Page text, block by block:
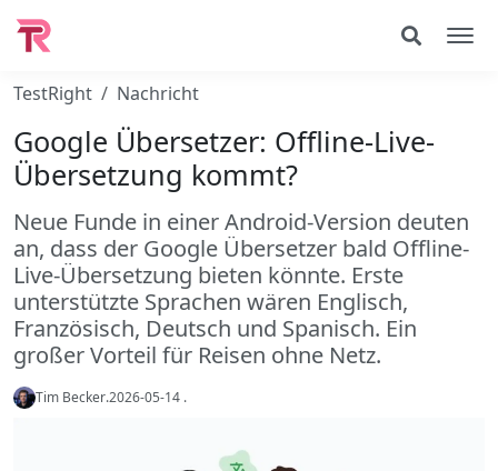
TestRight Nachricht
Google Übersetzer: Offline-Live-
Übersetzung kommt?
Neue Funde in einer Android-Version deuten
an, dass der Google Übersetzer bald Offline-
Live-Übersetzung bieten könnte. Erste
unterstützte Sprachen wären Englisch,
Französisch, Deutsch und Spanisch. Ein
großer Vorteil für Reisen ohne Netz.
Tim Becker.2026-05-14 .